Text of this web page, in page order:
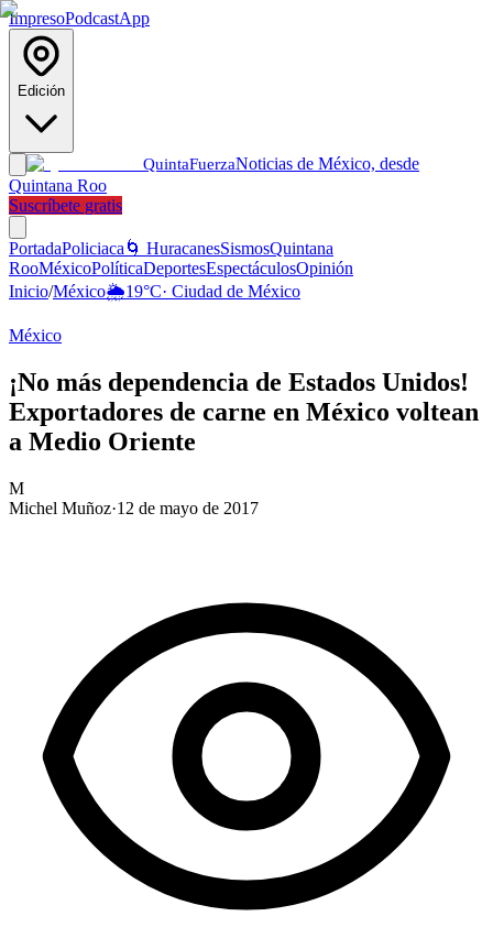
ImpresoPodcastApp
Edición
QuintaFuerzaNoticias de México, desde
Quintana Roo
Suscríbete gratis
PortadaPoliciaca 🌀 HuracanesSismosQuintana
RooMéxicoPolíticaDeportesEspectáculosOpinión
Inicio/México🌦️19°C· Ciudad de México
México
¡No más dependencia de Estados Unidos!
Exportadores de carne en México voltean
a Medio Oriente
M
Michel Muñoz·12 de mayo de 2017